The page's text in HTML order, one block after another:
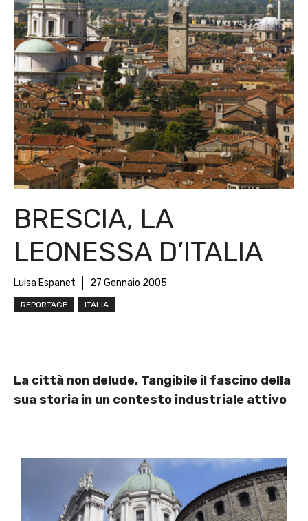
BRESCIA, LA
LEONESSA D’ITALIA
Luisa Espanet 27 Gennaio 2005
REPORTAGE ITALIA
La città non delude. Tangibile il fascino della
sua storia in un contesto industriale attivo